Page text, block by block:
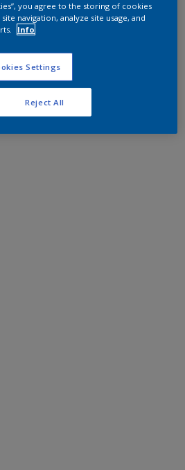
you agree to the storing of cookies
navigation, analyze site usage, and
Info
Settings
Reject All